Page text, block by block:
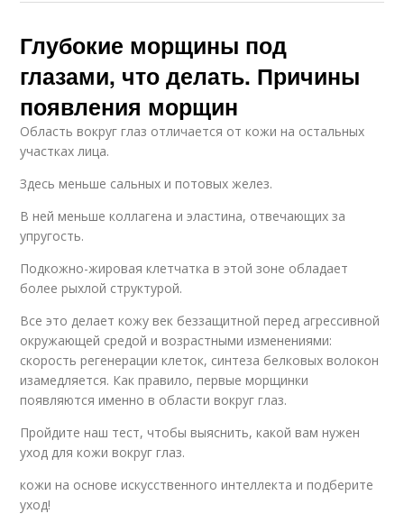
Глубокие морщины под
глазами, что делать. Причины
появления морщин
Область вокруг глаз отличается от кожи на остальных
участках лица.
Здесь меньше сальных и потовых желез.
В ней меньше коллагена и эластина, отвечающих за
упругость.
Подкожно-жировая клетчатка в этой зоне обладает
более рыхлой структурой.
Все это делает кожу век беззащитной перед агрессивной
окружающей средой и возрастными изменениями:
скорость регенерации клеток, синтеза белковых волокон
изамедляется. Как правило, первые морщинки
появляются именно в области вокруг глаз.
Пройдите наш тест, чтобы выяснить, какой вам нужен
уход для кожи вокруг глаз.
кожи на основе искусственного интеллекта и подберите
уход!